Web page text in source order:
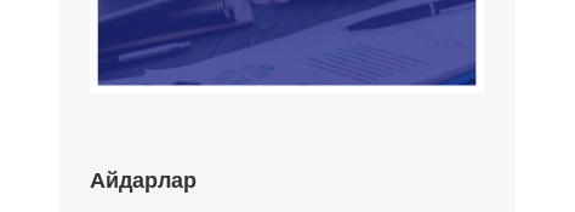
Айдарлар